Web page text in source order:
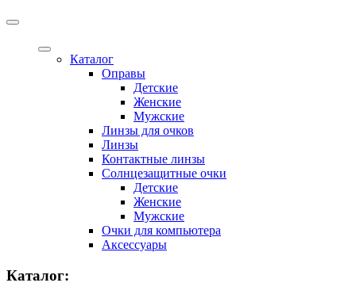
Каталог
Оправы
Детские
Женские
Мужские
Линзы для очков
Линзы
Контактные линзы
Солнцезащитные очки
Детские
Женские
Мужские
Очки для компьютера
Аксессуары
Каталог: